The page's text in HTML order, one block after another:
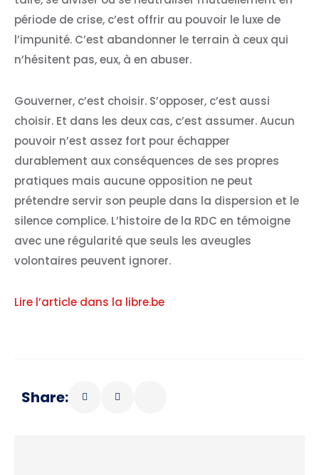
période de crise, c’est offrir au pouvoir le luxe de
l’impunité. C’est abandonner le terrain à ceux qui
n’hésitent pas, eux, à en abuser.
Gouverner, c’est choisir. S’opposer, c’est aussi
choisir. Et dans les deux cas, c’est assumer. Aucun
pouvoir n’est assez fort pour échapper
durablement aux conséquences de ses propres
pratiques mais aucune opposition ne peut
prétendre servir son peuple dans la dispersion et le
silence complice. L’histoire de la RDC en témoigne
avec une régularité que seuls les aveugles
volontaires peuvent ignorer.
Lire l’article dans la libre.be
Share: